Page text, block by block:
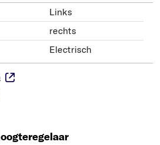
Links
rechts
Electrisch